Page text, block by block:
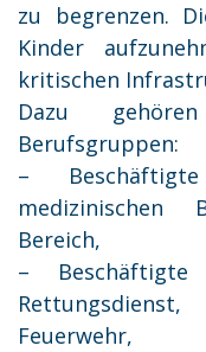
zu begrenzen.
Kinder
kritischen
Dazu
Berufsgruppen:
–
medizinischen
Bereich,
–
Feuerwehr,